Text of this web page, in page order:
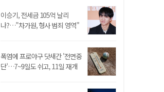
이승기, 전세금 105억 날리
나?…"차가원, 형사 범죄 영역"
폭염에 프로야구 닷새간 '전면중
단'…7~9일도 쉬고, 11일 재개